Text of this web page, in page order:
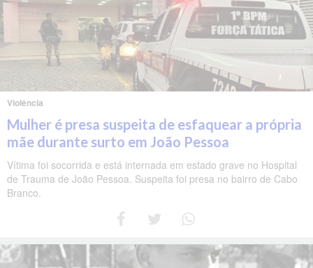
Violência
Mulher é presa suspeita de esfaquear a própria
mãe durante surto em João Pessoa
Vítima foi socorrida e está internada em estado grave no Hospital
de Trauma de João Pessoa. Suspeita foi presa no bairro de Cabo
Branco.